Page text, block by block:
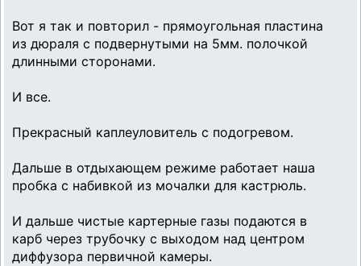
Вот я так и повторил - прямоугольная пластина
из дюраля с подвернутыми на 5мм. полочкой
длинными сторонами.
И все.
Прекрасный каплеуловитель с подогревом.
Дальше в отдыхающем режиме работает наша
пробка с набивкой из мочалки для кастрюль.
И дальше чистые картерные газы подаются в
карб через трубочку с выходом над центром
диффузора первичной камеры.